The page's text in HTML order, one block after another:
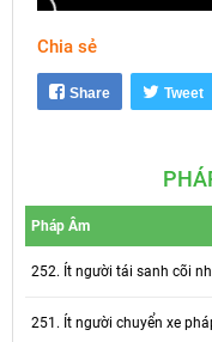
Chia sẻ
Share Tweet
Pháp Âm
252. Ít người tái sanh cõi
251. Ít người chuyển xe